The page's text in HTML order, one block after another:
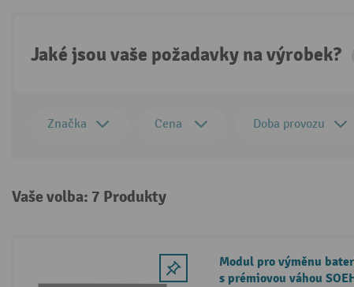
Jaké jsou vaše požadavky na výrobek?
Značka Cena Doba provozu
Vaše volba: 7 Produkty
Modul pro výměnu
s prémiovou váhou